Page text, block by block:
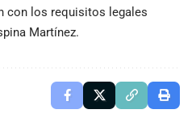
con los requisitos legales
Martínez.